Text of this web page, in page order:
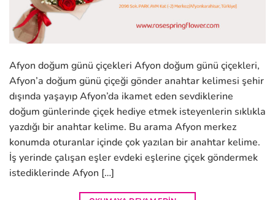
Afyon doğum günü çiçekleri Afyon doğum günü çiçekleri,
Afyon’a doğum günü çiçeği gönder anahtar kelimesi şehir
dışında yaşayıp Afyon’da ikamet eden sevdiklerine
doğum günlerinde çiçek hediye etmek isteyenlerin sıklıkla
yazdığı bir anahtar kelime. Bu arama Afyon merkez
konumda oturanlar içinde çok yazılan bir anahtar kelime.
İş yerinde çalışan eşler evdeki eşlerine çiçek göndermek
istediklerinde Afyon […]